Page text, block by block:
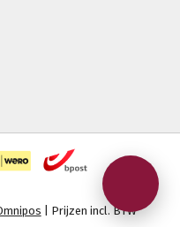
| Prijzen incl. BTW